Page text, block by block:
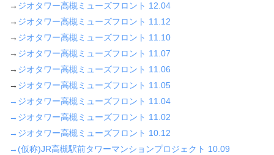
→ ジオタワー高槻ミューズフロント 12.04
→ ジオタワー高槻ミューズフロント 11.12
→ ジオタワー高槻ミューズフロント 11.10
→ ジオタワー高槻ミューズフロント 11.07
→ ジオタワー高槻ミューズフロント 11.06
→ ジオタワー高槻ミューズフロント 11.05
→ジオタワー高槻ミューズフロント 11.04
→ジオタワー高槻ミューズフロント 11.02
→ジオタワー高槻ミューズフロント 10.12
→(仮称)JR高槻駅前タワーマンションプロジェクト 10.09